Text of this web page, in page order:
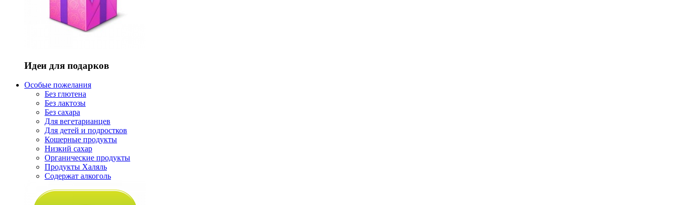
Идеи для подарков
Особые пожелания
Без глютена
Без лактозы
Без сахара
Для вегетарианцев
Для детей и подростков
Кошерные продукты
Низкий сахар
Органические продукты
Продукты Халяль
Содержат алкоголь